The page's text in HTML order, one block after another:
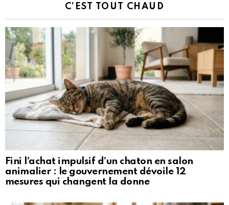
C’EST TOUT CHAUD
Fini l’achat impulsif d’un chaton en salon
animalier : le gouvernement dévoile 12
mesures qui changent la donne